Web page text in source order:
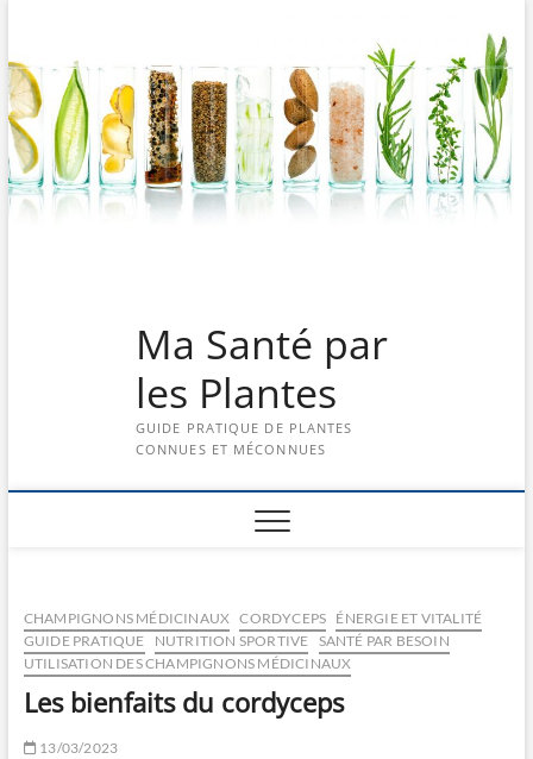
content
Ma Santé par
les Plantes
GUIDE PRATIQUE DE PLANTES
CONNUES ET MÉCONNUES
CHAMPIGNONS MÉDICINAUX CORDYCEPS ÉNERGIE ET VITALITÉ
GUIDE PRATIQUE
NUTRITION SPORTIVE SANTÉ PAR BESOIN
UTILISATION DES CHAMPIGNONS MÉDICINAUX
Les bienfaits du cordyceps
13/03/2023